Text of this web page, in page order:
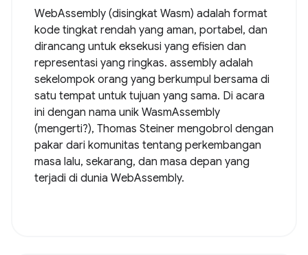
WebAssembly (disingkat Wasm) adalah format
kode tingkat rendah yang aman, portabel, dan
dirancang untuk eksekusi yang efisien dan
representasi yang ringkas. assembly adalah
sekelompok orang yang berkumpul bersama di
satu tempat untuk tujuan yang sama. Di acara
ini dengan nama unik WasmAssembly
(mengerti?), Thomas Steiner mengobrol dengan
pakar dari komunitas tentang perkembangan
masa lalu, sekarang, dan masa depan yang
terjadi di dunia WebAssembly.